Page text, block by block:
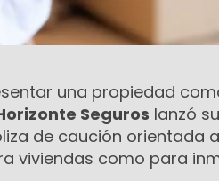
una propiedad
Seguros lanzó
de caución orientada
viviendas como para